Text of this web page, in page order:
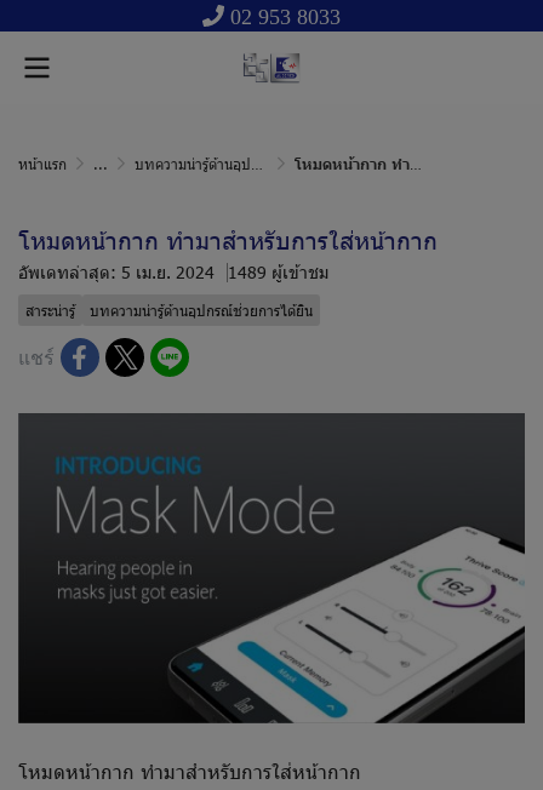
02 953 8033
หน้าแรก ... บทความน่ารู้ด้านอุปกรณ์ช่วยการได้ยิน โหมดหน้ากาก ทำมาสำหรับการใส่หน้ากาก
โหมดหน้ากาก ทำมาสำหรับการใส่หน้ากาก
อัพเดทล่าสุด: 5 เม.ย. 2024 1489 ผู้เข้าชม
สาระน่ารู้ บทความน่ารู้ด้านอุปกรณ์ช่วยการได้ยิน
แชร์
โหมดหน้ากาก ทำมาสำหรับการใส่หน้ากาก